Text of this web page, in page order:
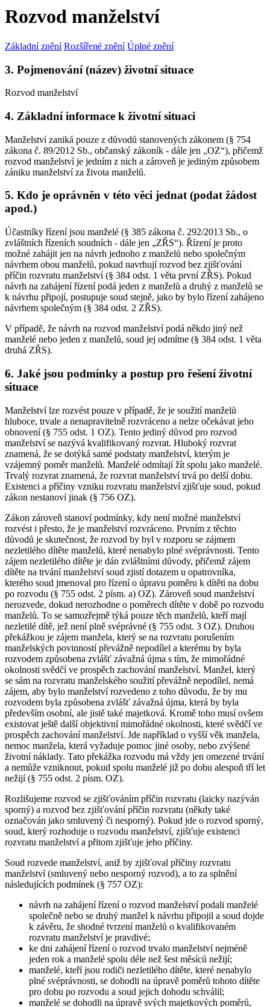
Rozvod manželství
Základní znění Rozšířené znění Úplné znění
3. Pojmenování (název) životní situace
Rozvod manželství
4. Základní informace k životní situaci
Manželství zaniká pouze z důvodů stanovených zákonem (§ 754
zákona č. 89/2012 Sb., občanský zákoník - dále jen „OZ“), přičemž
rozvod manželství je jedním z nich a zároveň je jediným způsobem
zániku manželství za života manželů.
5. Kdo je oprávněn v této věci jednat (podat žádost
apod.)
Účastníky řízení jsou manželé (§ 385 zákona č. 292/2013 Sb., o
zvláštních řízeních soudních - dále jen „ZŘS“). Řízení je proto
možné zahájit jen na návrh jednoho z manželů nebo společným
návrhem obou manželů, pokud navrhují rozvod bez zjišťování
příčin rozvratu manželství (§ 384 odst. 1 věta první ZŘS). Pokud
návrh na zahájení řízení podá jeden z manželů a druhý z manželů se
k návrhu připojí, postupuje soud stejně, jako by bylo řízení zahájeno
návrhem společným (§ 384 odst. 2 ZŘS).
V případě, že návrh na rozvod manželství podá někdo jiný než
manželé nebo jeden z manželů, soud jej odmítne (§ 384 odst. 1 věta
druhá ZŘS).
6. Jaké jsou podmínky a postup pro řešení životní
situace
Manželství lze rozvést pouze v případě, že je soužití manželů
hluboce, trvale a nenapravitelně rozvráceno a nelze očekávat jeho
obnovení (§ 755 odst. 1 OZ). Tento jediný důvod pro rozvod
manželství se nazývá kvalifikovaný rozvrat. Hluboký rozvrat
znamená, že se dotýká samé podstaty manželství, kterým je
vzájemný poměr manželů. Manželé odmítají žít spolu jako manželé.
Trvalý rozvrat znamená, že rozvrat manželství trvá po delší dobu.
Existenci a příčiny vzniku rozvratu manželství zjišťuje soud, pokud
zákon nestanoví jinak (§ 756 OZ).
Zákon zároveň stanoví podmínky, kdy není možné manželství
rozvést i přesto, že je manželství rozvráceno. Prvním z těchto
důvodů je skutečnost, že rozvod by byl v rozporu se zájmem
nezletilého dítěte manželů, které nenabylo plné svéprávnosti. Tento
zájem nezletilého dítěte je dán zvláštními důvody, přičemž zájem
dítěte na trvání manželství soud zjistí dotazem u opatrovníka,
kterého soud jmenoval pro řízení o úpravu poměru k dítěti na dobu
po rozvodu (§ 755 odst. 2 písm. a) OZ). Zároveň soud manželství
nerozvede, dokud nerozhodne o poměrech dítěte v době po rozvodu
manželů. To se samozřejmě týká pouze těch manželů, kteří mají
nezletilé dítě, jež není plně svéprávné (§ 755 odst. 3 OZ). Druhou
překážkou je zájem manžela, který se na rozvratu porušením
manželských povinností převážně nepodílel a kterému by byla
rozvodem způsobena zvlášť závažná újma s tím, že mimořádné
okolnosti svědčí ve prospěch zachování manželství. Manžel, který
se sám na rozvratu manželského soužití převážně nepodílel, nemá
zájem, aby bylo manželství rozvedeno z toho důvodu, že by mu
rozvodem byla způsobena zvlášť závažná újma, která by byla
především osobní, ale jistě také majetková. Kromě toho musí ovšem
existovat ještě další objektivní mimořádné okolnosti, které svědčí ve
prospěch zachování manželství. Jde například o vyšší věk manžela,
nemoc manžela, která vyžaduje pomoc jiné osoby, nebo zvýšené
životní náklady. Tato překážka rozvodu má vždy jen omezené trvání
a nemůže vzniknout, pokud spolu manželé již po dobu alespoň tří let
nežijí (§ 755 odst. 2 písm. OZ).
Rozlišujeme rozvod se zjišťováním příčin rozvratu (laicky nazýván
sporný) a rozvod bez zjišťování příčin rozvratu (někdy také
označován jako smluvený či nesporný). Pokud jde o rozvod sporný,
soud, který rozhoduje o rozvodu manželství, zjišťuje existenci
rozvratu manželství a přitom zjišťuje jeho příčiny.
Soud rozvede manželství, aniž by zjišťoval příčiny rozvratu
manželství (smluvený nebo nesporný rozvod), a to za splnění
následujících podmínek (§ 757 OZ):
návrh na zahájení řízení o rozvod manželství podali manželé
společně nebo se druhý manžel k návrhu připojil a soud dojde
k závěru, že shodné tvrzení manželů o kvalifikovaném
rozvratu manželství je pravdivé;
ke dni zahájení řízení o rozvod trvalo manželství nejméně
jeden rok a manželé spolu déle než šest měsíců nežijí;
manželé, kteří jsou rodiči nezletilého dítěte, které nenabylo
plné svéprávnosti, se dohodli na úpravě poměrů tohoto dítěte
pro dobu po rozvodu a soud jejich dohodu schválil;
manželé se dohodli na úpravě svých majetkových poměrů,